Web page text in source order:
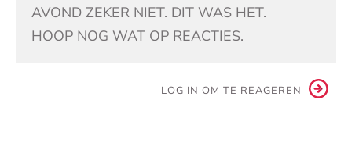
AVOND ZEKER NIET. DIT WAS HET.
HOOP NOG WAT OP REACTIES.
LOG IN OM TE REAGEREN